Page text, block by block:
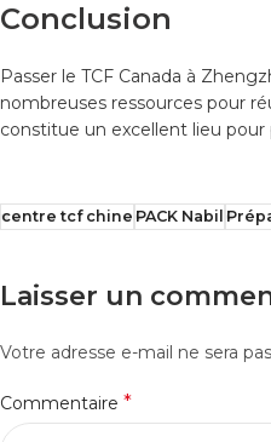
Conclusion
Passer le TCF Canada à
nombreuses ressources pour
constitue un excellent lieu pour
centre tcf chine PACK Nabil
Laisser un
Votre adresse e-mail ne sera
Commentaire *